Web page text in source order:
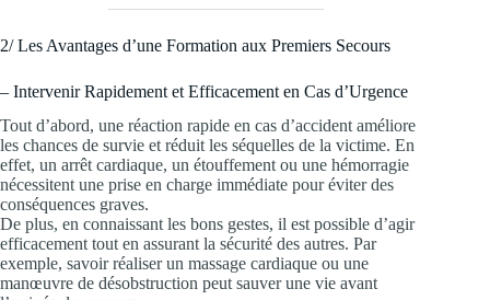
2/ Les Avantages d’une Formation aux Premiers Secours
– Intervenir Rapidement et Efficacement en Cas d’Urgence
Tout d’abord, une réaction rapide en cas d’accident améliore
les chances de survie et réduit les séquelles de la victime. En
effet, un arrêt cardiaque, un étouffement ou une hémorragie
nécessitent une prise en charge immédiate pour éviter des
conséquences graves.
De plus, en connaissant les bons gestes, il est possible d’agir
efficacement tout en assurant la sécurité des autres. Par
exemple, savoir réaliser un massage cardiaque ou une
manœuvre de désobstruction peut sauver une vie avant